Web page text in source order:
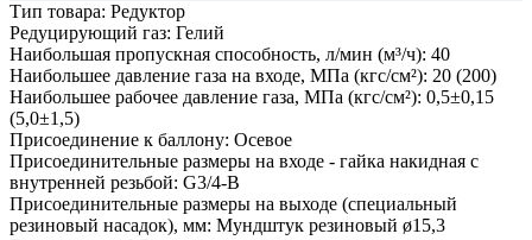
Тип товара: Редуктор
Редуцирующий газ: Гелий
Наибольшая пропускная способность, л/мин (м³/ч): 40
Наибольшее давление газа на входе, МПа (кгс/см²): 20 (200)
Наибольшее рабочее давление газа, МПа (кгс/см²): 0,5±0,15
(5,0±1,5)
Присоединение к баллону: Осевое
Присоединительные размеры на входе - гайка накидная с
внутренней резьбой: G3/4-B
Присоединительные размеры на выходе (специальный
резиновый насадок), мм: Мундштук резиновый ø15,3